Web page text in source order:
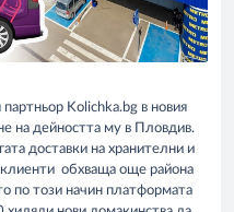
Kolichka.bg в новия
на дейността му в Пловдив.
доставки на хранителни и
обхваща още района
по този начин платформата